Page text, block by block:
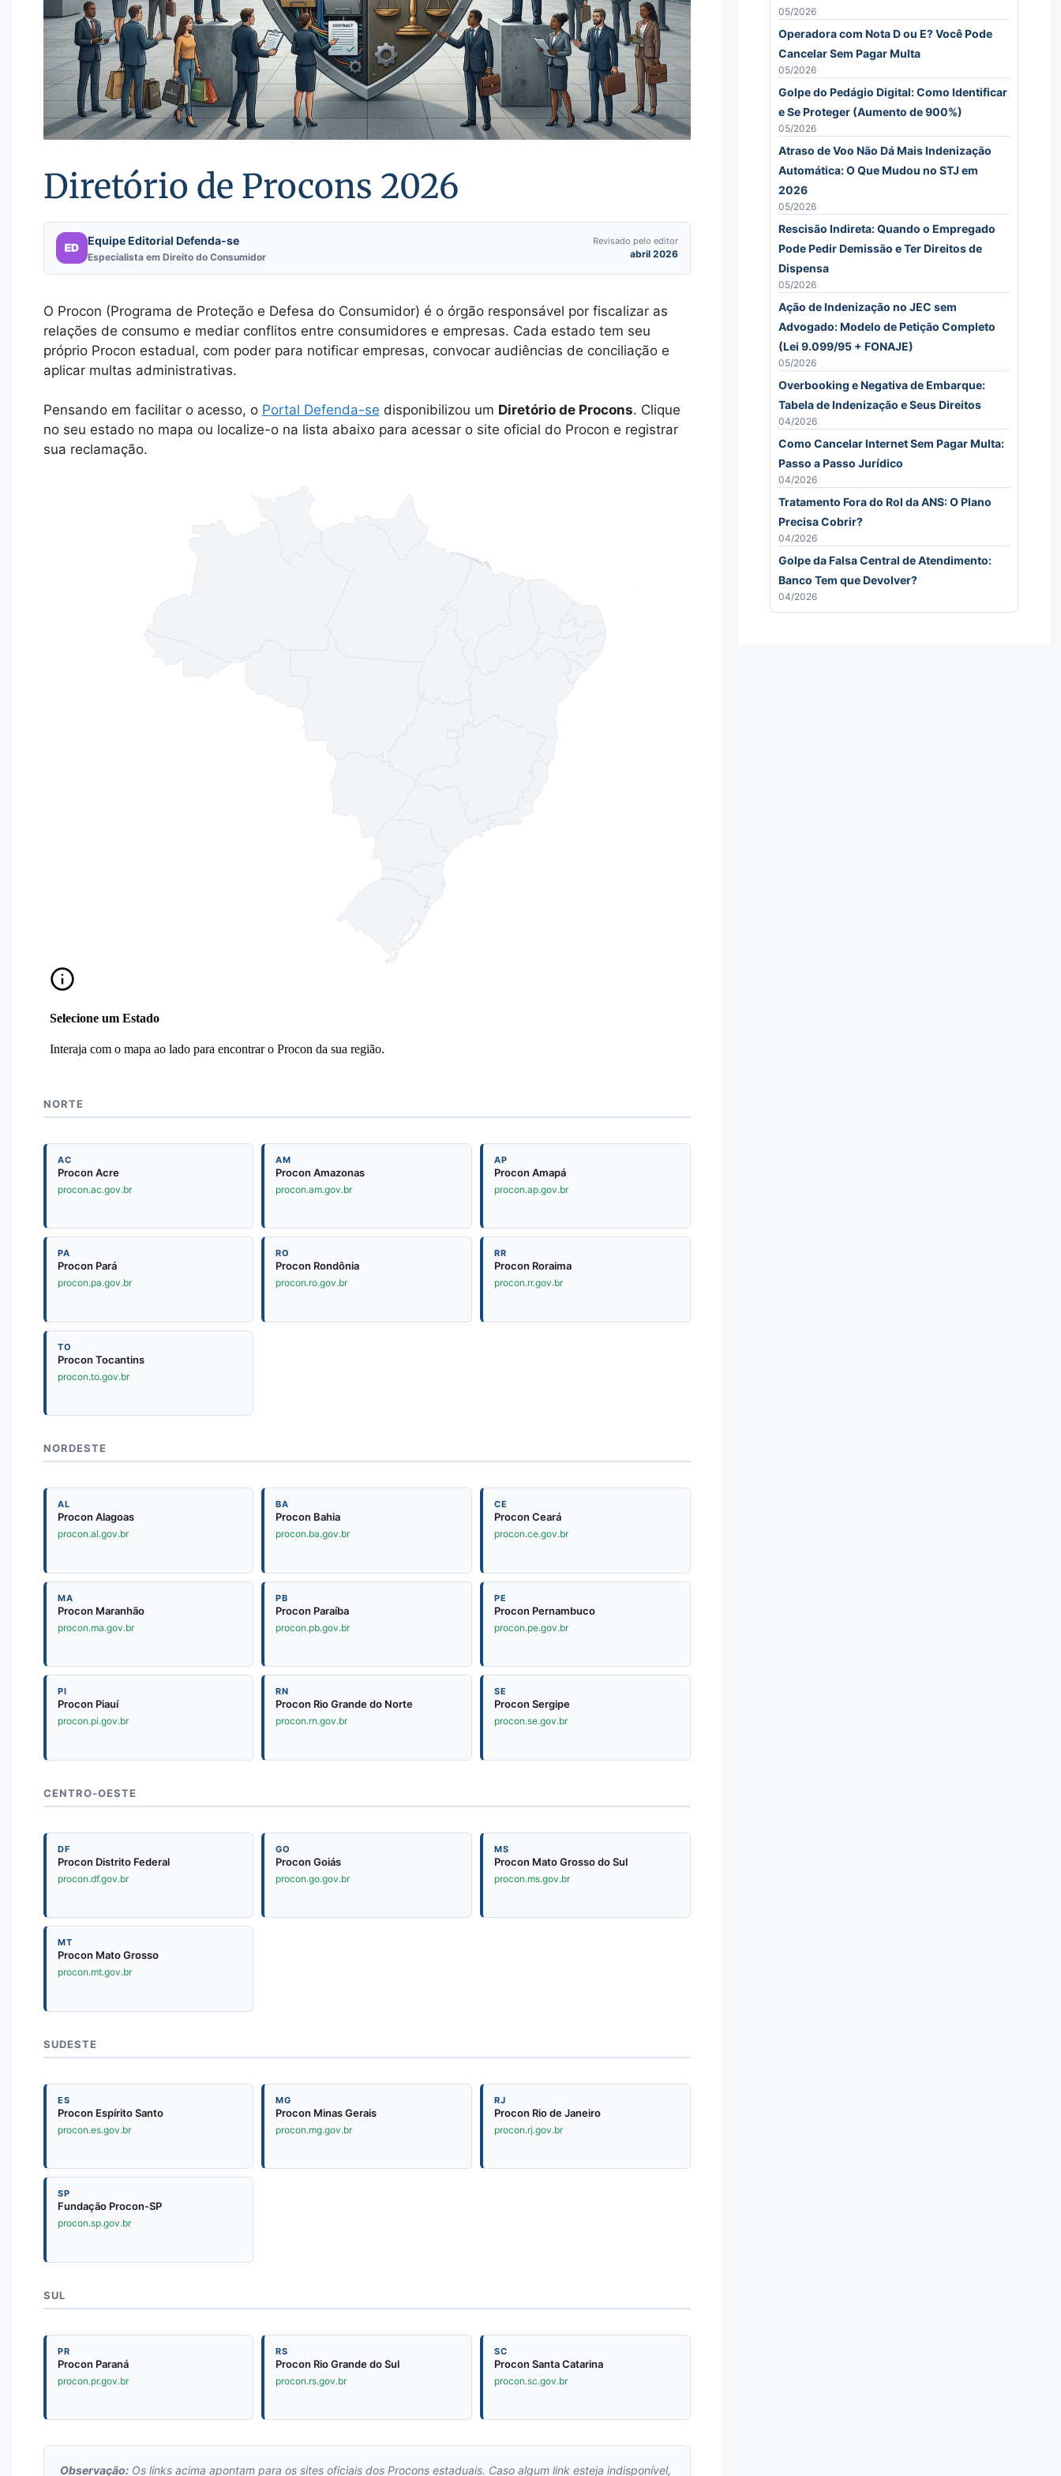
Diretório de Procons 2026
Equipe Editorial Defenda-se
Especialista em Direito do Consumidor
Revisado pelo editor
abril 2026
O Procon (Programa de Proteção e Defesa do Consumidor) é o órgão responsável por fiscalizar as
relações de consumo e mediar conflitos entre consumidores e empresas. Cada estado tem seu
próprio Procon estadual, com poder para notificar empresas, convocar audiências de conciliação e
aplicar multas administrativas.
Pensando em facilitar o acesso, o Portal Defenda-se disponibilizou um Diretório de Procons. Clique
no seu estado no mapa ou localize-o na lista abaixo para acessar o site oficial do Procon e registrar
sua reclamação.
NORTE
AC
Procon Acre
procon.ac.gov.br
AM
Procon Amazonas
procon.am.gov.br
AP
Procon Amapá
procon.ap.gov.br
PA
Procon Pará
procon.pa.gov.br
RO
Procon Rondônia
procon.ro.gov.br
RR
Procon Roraima
procon.rr.gov.br
TO
Procon Tocantins
procon.to.gov.br
NORDESTE
AL
Procon Alagoas
procon.al.gov.br
BA
Procon Bahia
procon.ba.gov.br
CE
Procon Ceará
procon.ce.gov.br
MA
Procon Maranhão
procon.ma.gov.br
PB
Procon Paraíba
procon.pb.gov.br
PE
Procon Pernambuco
procon.pe.gov.br
PI
Procon Piauí
procon.pi.gov.br
RN
Procon Rio Grande do Norte
procon.rn.gov.br
SE
Procon Sergipe
procon.se.gov.br
CENTRO-OESTE
DF
Procon Distrito Federal
procon.df.gov.br
GO
Procon Goiás
procon.go.gov.br
MS
Procon Mato Grosso do Sul
procon.ms.gov.br
MT
Procon Mato Grosso
procon.mt.gov.br
SUDESTE
ES
Procon Espírito Santo
procon.es.gov.br
MG
Procon Minas Gerais
procon.mg.gov.br
RJ
Procon Rio de Janeiro
procon.rj.gov.br
SP
Fundação Procon-SP
procon.sp.gov.br
SUL
PR
Procon Paraná
procon.pr.gov.br
RS
Procon Rio Grande do Sul
procon.rs.gov.br
SC
Procon Santa Catarina
procon.sc.gov.br
Observação:Os links acima apontam para os sites oficiais dos Procons estaduais. Caso algum link esteja indisponível,
05/2026
Operadora com Nota D ou E? Você Pode
Cancelar Sem Pagar Multa
05/2026
Golpe do Pedágio Digital: Como Identificar
e Se Proteger (Aumento de 900%)
05/2026
Atraso de Voo Não Dá Mais Indenização
Automática: O Que Mudou no STJ em
2026
05/2026
Rescisão Indireta: Quando o Empregado
Pode Pedir Demissão e Ter Direitos de
Dispensa
05/2026
Ação de Indenização no JEC sem
Advogado: Modelo de Petição Completo
(Lei 9.099/95 + FONAJE)
05/2026
Overbooking e Negativa de Embarque:
Tabela de Indenização e Seus Direitos
04/2026
Como Cancelar Internet Sem Pagar Multa:
Passo a Passo Jurídico
04/2026
Tratamento Fora do Rol da ANS: O Plano
Precisa Cobrir?
04/2026
Golpe da Falsa Central de Atendimento:
Banco Tem que Devolver?
04/2026